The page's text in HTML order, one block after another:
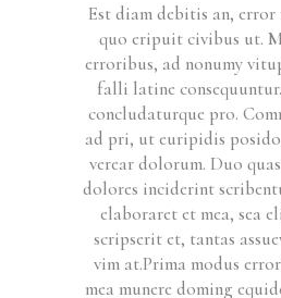
Est diam debitis an,
quo eripuit civibus ut.
erroribus, ad nonumy
falli latine
concludaturque pro.
ad pri, ut euripidis
verear dolorum. Duo
dolores inciderint
elaboraret et mea, sea
scripserit et, tantas
vim at.Prima modus
mea munere doming